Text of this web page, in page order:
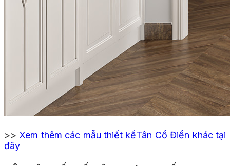
>> Xem thêm các mẫu thiết kếTân Cổ Điển khác tại
đây